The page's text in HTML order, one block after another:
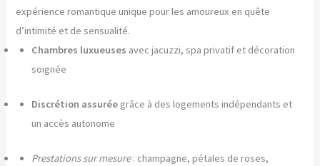
expérience romantique unique pour les amoureux en quête
d’intimité et de sensualité.
Chambres luxueuses avec jacuzzi, spa privatif et décoration
soignée
Discrétion assurée grâce à des logements indépendants et
un accès autonome
Prestations sur mesure: champagne, pétales de roses,